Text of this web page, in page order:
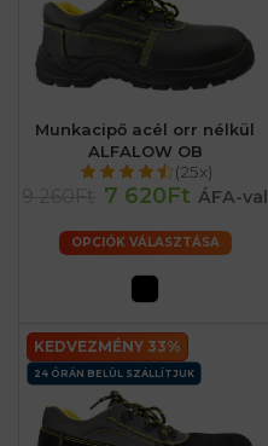
Munkacipő acél orr nélkül
ALFALOW OB
(25x)
7 620Ft ÁFA-val
OPCIÓK VÁLASZTÁSA
KEDVEZMÉNY 33%
24 ÓRÁN BELÜL SZÁLLÍTJUK